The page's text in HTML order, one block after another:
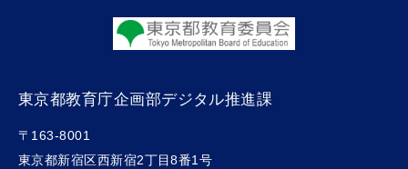
東京都教育庁企画部デジタル推進課
〒163-8001
東京都新宿区西新宿2丁目8番1号